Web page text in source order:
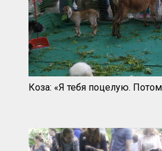
Коза: «Я тебя поцелую.